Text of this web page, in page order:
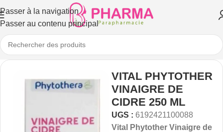
Passer à la navigation
Passer au contenu principal
VITAL PHYTOTHER
VINAIGRE DE
CIDRE 250 ML
UGS : 6192421100088
Vital Phytother Vinaigre de